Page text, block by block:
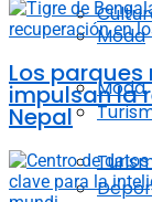
Moda
Moda
Los
impulsan la
Nepal